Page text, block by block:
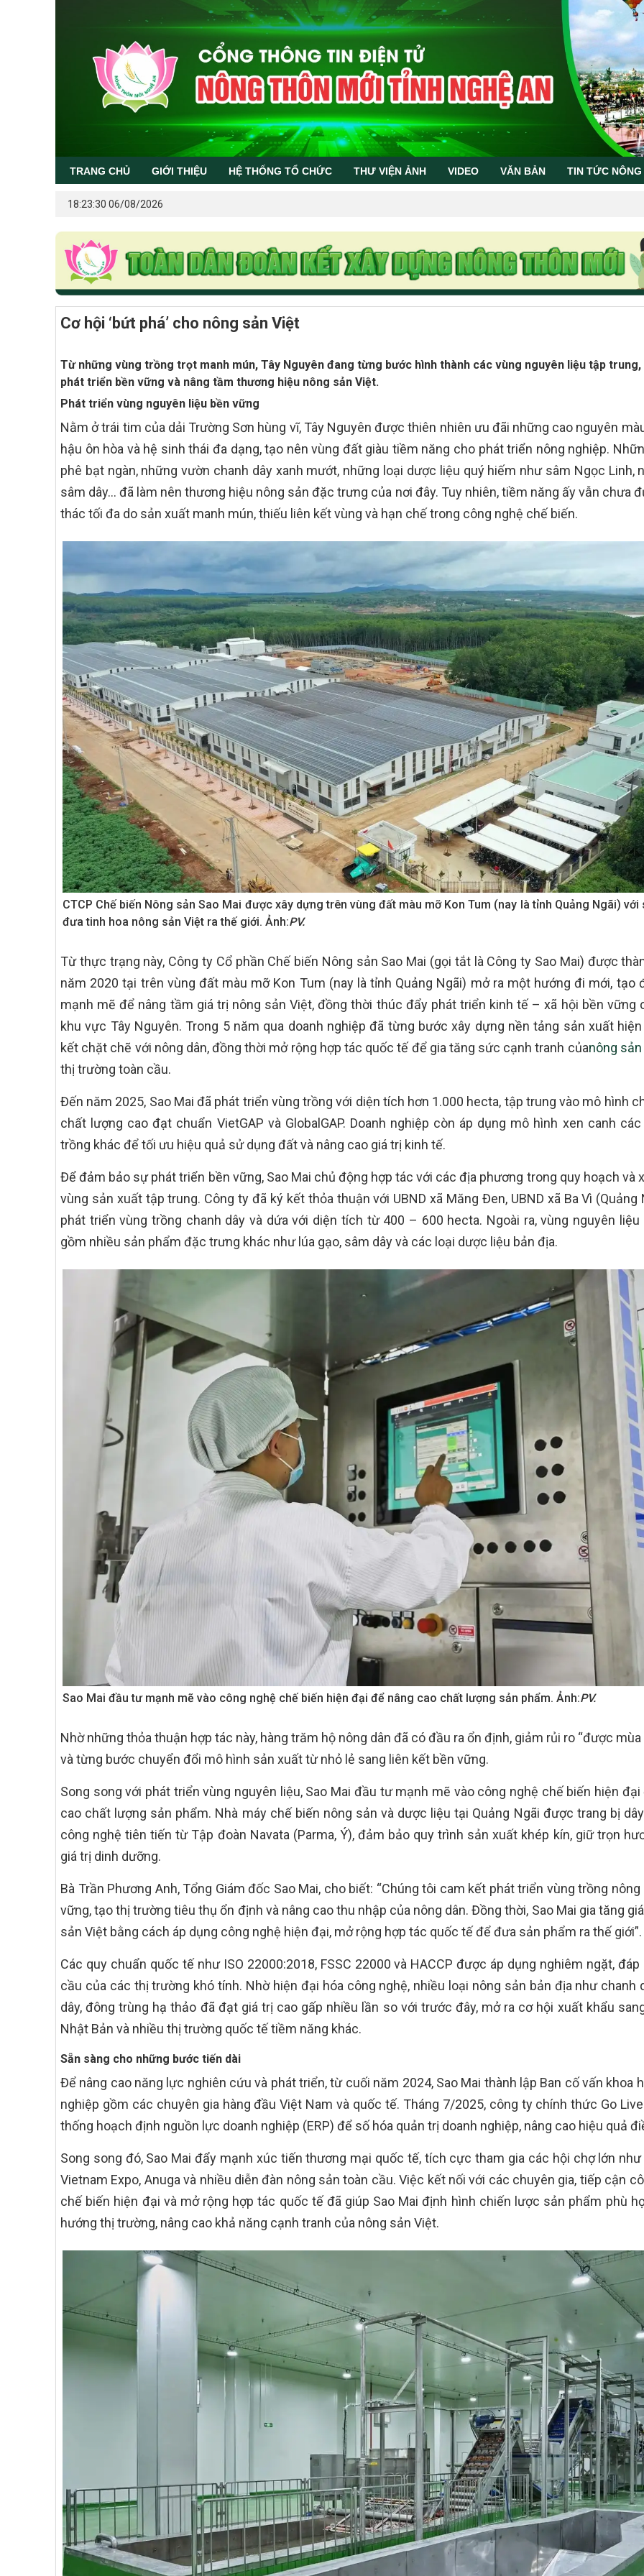
TRANG CHỦ GIỚI THIỆU HỆ THỐNG TỔ CHỨC THƯ VIỆN ẢNH VIDEO VĂN BẢN TIN TỨC
18:23:30 06/08/2026
Cơ hội ‘bứt phá’ cho nông sản Việt
Từ những vùng trồng trọt manh mún, Tây Nguyên đang từng bước hình thành các vùng nguyên liệu tập
phát triển bền vững và nâng tầm thương hiệu nông sản Việt.
Phát triển vùng nguyên liệu bền vững
Nằm ở trái tim của dải Trường Sơn hùng vĩ, Tây Nguyên được thiên nhiên ưu đãi những cao nguyên
hậu ôn hòa và hệ sinh thái đa dạng, tạo nên vùng đất giàu tiềm năng cho phát triển nông nghiệp.
phê bạt ngàn, những vườn chanh dây xanh mướt, những loại dược liệu quý hiếm như sâm Ngọc Linh,
sâm dây… đã làm nên thương hiệu nông sản đặc trưng của nơi đây. Tuy nhiên, tiềm năng ấy vẫn chưa
thác tối đa do sản xuất manh mún, thiếu liên kết vùng và hạn chế trong công nghệ chế biến.
CTCP Chế biến Nông sản Sao Mai được xây dựng trên vùng đất màu mỡ Kon Tum (nay là tỉnh Quảng Ngãi) với
đưa tinh hoa nông sản Việt ra thế giới. Ảnh:PV.
Từ thực trạng này, Công ty Cổ phần Chế biến Nông sản Sao Mai (gọi tắt là Công ty Sao Mai) được
năm 2020 tại trên vùng đất màu mỡ Kon Tum (nay là tỉnh Quảng Ngãi) mở ra một hướng đi mới, tạo
mạnh mẽ để nâng tầm giá trị nông sản Việt, đồng thời thúc đẩy phát triển kinh tế – xã hội bền vững
khu vực Tây Nguyên. Trong 5 năm qua doanh nghiệp đã từng bước xây dựng nền tảng sản xuất
kết chặt chẽ với nông dân, đồng thời mở rộng hợp tác quốc tế để gia tăng sức cạnh tranh củanông
thị trường toàn cầu.
Đến năm 2025, Sao Mai đã phát triển vùng trồng với diện tích hơn 1.000 hecta, tập trung vào mô hình
chất lượng cao đạt chuẩn VietGAP và GlobalGAP. Doanh nghiệp còn áp dụng mô hình xen canh
trồng khác để tối ưu hiệu quả sử dụng đất và nâng cao giá trị kinh tế.
Để đảm bảo sự phát triển bền vững, Sao Mai chủ động hợp tác với các địa phương trong quy hoạch và
vùng sản xuất tập trung. Công ty đã ký kết thỏa thuận với UBND xã Măng Đen, UBND xã Ba Vì (Quảng
phát triển vùng trồng chanh dây và dứa với diện tích từ 400 – 600 hecta. Ngoài ra, vùng nguyên liệu
gồm nhiều sản phẩm đặc trưng khác như lúa gạo, sâm dây và các loại dược liệu bản địa.
Sao Mai đầu tư mạnh mẽ vào công nghệ chế biến hiện đại để nâng cao chất lượng sản phẩm. Ảnh:PV.
Nhờ những thỏa thuận hợp tác này, hàng trăm hộ nông dân đã có đầu ra ổn định, giảm rủi ro “được mùa
và từng bước chuyển đổi mô hình sản xuất từ nhỏ lẻ sang liên kết bền vững.
Song song với phát triển vùng nguyên liệu, Sao Mai đầu tư mạnh mẽ vào công nghệ chế biến hiện đại
cao chất lượng sản phẩm. Nhà máy chế biến nông sản và dược liệu tại Quảng Ngãi được trang bị
công nghệ tiên tiến từ Tập đoàn Navata (Parma, Ý), đảm bảo quy trình sản xuất khép kín, giữ trọn
giá trị dinh dưỡng.
Bà Trần Phương Anh, Tổng Giám đốc Sao Mai, cho biết: “Chúng tôi cam kết phát triển vùng trồng
vững, tạo thị trường tiêu thụ ổn định và nâng cao thu nhập của nông dân. Đồng thời, Sao Mai gia tăng
sản Việt bằng cách áp dụng công nghệ hiện đại, mở rộng hợp tác quốc tế để đưa sản phẩm ra thế giới”.
Các quy chuẩn quốc tế như ISO 22000:2018, FSSC 22000 và HACCP được áp dụng nghiêm ngặt, đáp
cầu của các thị trường khó tính. Nhờ hiện đại hóa công nghệ, nhiều loại nông sản bản địa như chanh
dây, đông trùng hạ thảo đã đạt giá trị cao gấp nhiều lần so với trước đây, mở ra cơ hội xuất khẩu
Nhật Bản và nhiều thị trường quốc tế tiềm năng khác.
Sẵn sàng cho những bước tiến dài
Để nâng cao năng lực nghiên cứu và phát triển, từ cuối năm 2024, Sao Mai thành lập Ban cố vấn khoa
nghiệp gồm các chuyên gia hàng đầu Việt Nam và quốc tế. Tháng 7/2025, công ty chính thức Go
thống hoạch định nguồn lực doanh nghiệp (ERP) để số hóa quản trị doanh nghiệp, nâng cao hiệu quả
Song song đó, Sao Mai đẩy mạnh xúc tiến thương mại quốc tế, tích cực tham gia các hội chợ lớn như
Vietnam Expo, Anuga và nhiều diễn đàn nông sản toàn cầu. Việc kết nối với các chuyên gia, tiếp cận
chế biến hiện đại và mở rộng hợp tác quốc tế đã giúp Sao Mai định hình chiến lược sản phẩm phù
hướng thị trường, nâng cao khả năng cạnh tranh của nông sản Việt.